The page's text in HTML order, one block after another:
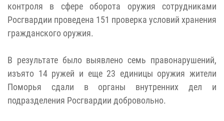
контроля в сфере оборота оружия сотрудниками
Росгвардии проведена 151 проверка условий хранения
гражданского оружия.
В результате было выявлено семь правонарушений,
изъято 14 ружей и еще 23 единицы оружия жители
Поморья сдали в органы внутренних дел и
подразделения Росгвардии добровольно.